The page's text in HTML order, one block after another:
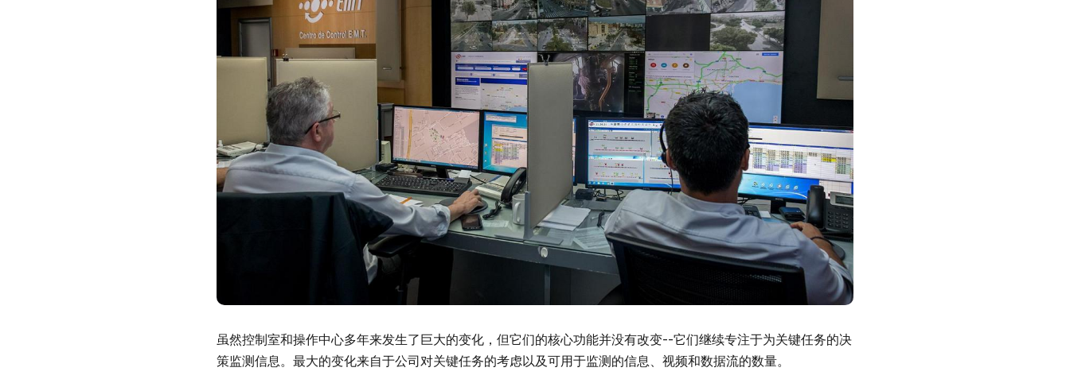
虽然控制室和操作中心多年来发生了巨大的变化，但它们的核心功能并没有改变--它们继续专注于为关键任务的决
策监测信息。最大的变化来自于公司对关键任务的考虑以及可用于监测的信息、视频和数据流的数量。